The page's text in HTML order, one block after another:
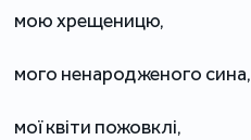
мою хрещеницю,
мого ненародженого сина,
мої квіти пожовклі,